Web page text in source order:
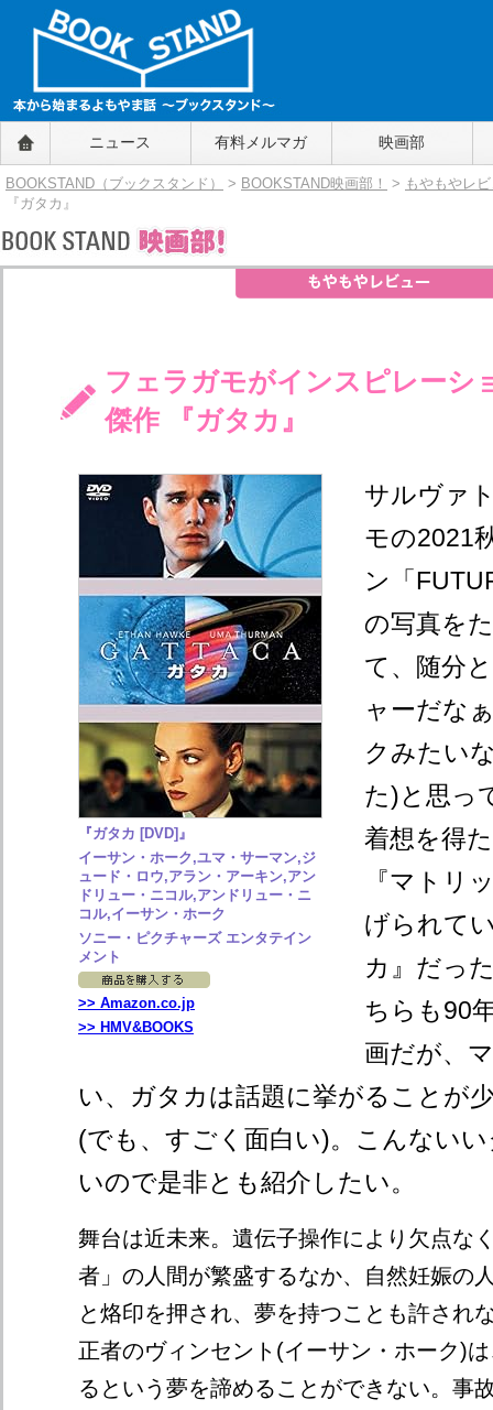
BOOKSTAND（ブックスタンド）
～本から始まるよもやま話～
BOOKSTAND（ブ
ックスタンド）
ニュース 有料メルマガ 映画部
BOOKSTAND（ブックスタンド） > BOOKSTAND映画部！ > もやもやレ
『ガタカ』
フェラガモがインスピレーシ
傑作 『ガタカ』
『ガタカ [DVD]』
イーサン・ホーク,ユマ・サーマン,ジ
ュード・ロウ,アラン・アーキン,アン
ドリュー・ニコル,アンドリュー・ニ
コル,イーサン・ホーク
ソニー・ピクチャーズ エンタテイン
メント
>> Amazon.co.jp
>> HMV&BOOKS
サルヴァ
モの2021
ン「
の写真を
て、随分
ャーだな
クみたい
た)と思っ
着想を得
『マトリ
げられて
カ』だっ
ちらも90
画だが、
い、ガタカは話題に挙がることが
(でも、すごく面白い)。こんない
いので是非とも紹介したい。
舞台は近未来。遺伝子操作により欠点な
者」の人間が繁盛するなか、自然妊娠の
と烙印を押され、夢を持つことも許され
正者のヴィンセント(イーサン・ホーク)
るという夢を諦めることができない。事